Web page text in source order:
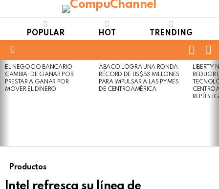
POPULAR HOT TRENDING
LATEST
STORIES
EL NEGOCIO BANCARIO
CAMBIA: DE GANAR POR
PRESTAR A GANAR POR
MOVER EL DINERO
Not
Safe
For
Click
to
view
ÁBACO LOGRA UNA RONDA
RÉCORD DE US$53 MILLONES
PARA IMPULSAR A LAS PYMES
DE CENTROAMÉRICA
LIBERTY
REDUCIR
Productos
Intel refresca su línea de